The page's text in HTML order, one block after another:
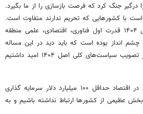
جنگ کرد که فرصت بازسازی را از ما بگیرد.
با کشورهایی که تحریم ندارند متفاوت است.
قرار بوده است که ما در سال ۱۴۰۴ قدرت اول فناوری، اقتصادی، علمی منطقه
۸۴ آغاز سند چشم انداز بوده است که باید دید در این مساله
چقدر موفق بوده‌ایم. ما بعد از تصویب سیاست‌های کلی اصل ۱۴۰۴ امید داشتیم
انصاری افزود: رشد ۸ درصدی در اقتصاد حداقل ۱۰۰ میلیارد دلار سرمایه گذاری
بخش عظیمی از کشورها ارتباط نداشته باشیم و به